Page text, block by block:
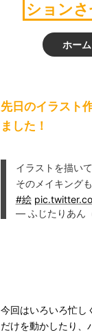
ション
ホーム
先日のイラスト
ました！
イラストを描い
そのメイキング
#絵
— ふじたりあん
今回はいろいろ忙し
だけを動かしたり、